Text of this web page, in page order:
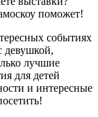
поможет!
событиях
девушкой,
лучшие
для детей
и интересные